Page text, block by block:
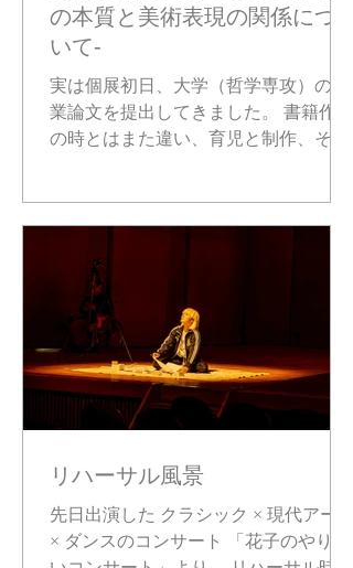
の本質と美術表現の関係につ
いて-
実は個展初日、大学（哲学専攻）の卒
業論文を提出してきました。 書籍作り
の時とはまた違い、育児と制作、そし
と美術表現の関係について論じていま
す。 私は美大出身ではないがゆえに、
感覚や経験だけで語る立場に、どこか
不自由さを感じていました。 制作に関
しては、理論や歴史を通過する必要は
ないと思います。 ただ、真実を述べた
いからこそ、偉そうなことを言うので
ェアに挑戦したい。 「立場の違いを言
い訳にしたくない」という活動体制
は、結果として私を自由にしました。
異業種からの参入であることの免罪符
リハーサル風景
先日出演した クラシック × 現代アート
× ダンスのコンサート 「花子のやりた